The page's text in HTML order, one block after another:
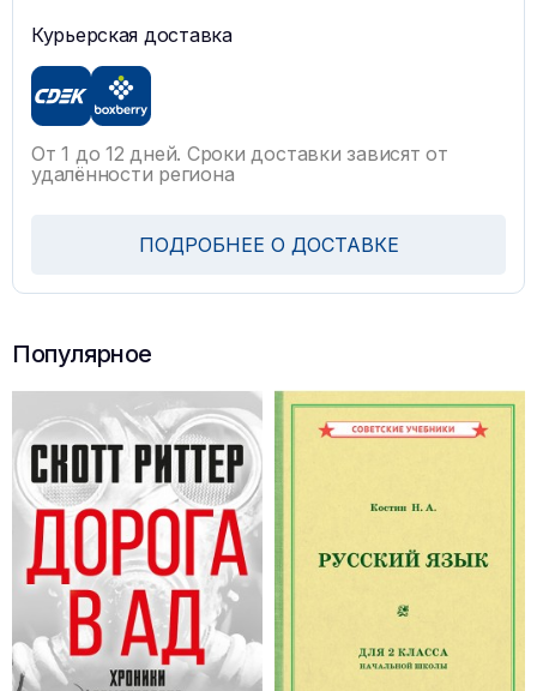
Курьерская доставка
От 1 до 12 дней. Сроки доставки зависят от
удалённости региона
ПОДРОБНЕЕ О ДОСТАВКЕ
Популярное